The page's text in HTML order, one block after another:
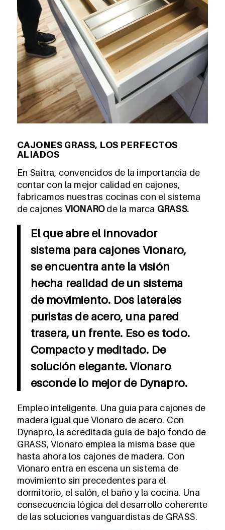
CAJONES GRASS, LOS PERFECTOS
ALIADOS
En Saitra, convencidos de la importancia de
contar con la mejor calidad en cajones,
fabricamos nuestras cocinas con el sistema
de cajones VIONAROde la marca GRASS.
El que abre el innovador
sistema para cajones Vionaro,
se encuentra ante la visión
hecha realidad de un sistema
de movimiento. Dos laterales
puristas de acero, una pared
trasera, un frente. Eso es todo.
Compacto y meditado. De
solución elegante. Vionaro
esconde lo mejor de Dynapro.
Empleo inteligente. Una guía para cajones de
madera igual que Vionaro de acero. Con
Dynapro, la acreditada guía de bajo fondo de
GRASS, Vionaro emplea la misma base que
hasta ahora los cajones de madera. Con
Vionaro entra en escena un sistema de
movimiento sin precedentes para el
dormitorio, el salón, el baño y la cocina. Una
consecuencia lógica del desarrollo coherente
de las soluciones vanguardistas de GRASS.